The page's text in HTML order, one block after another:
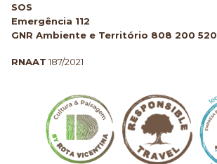
SOS
Emergência 112
GNR Ambiente e Território 808 200 520
RNAAT 187/2021